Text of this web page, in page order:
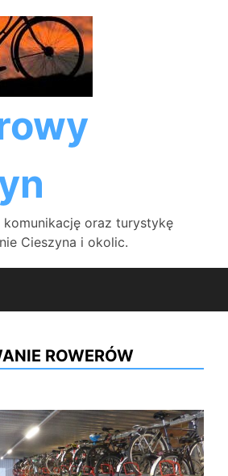
komunikację oraz turystykę
Cieszyna i okolic.
ROWERÓW